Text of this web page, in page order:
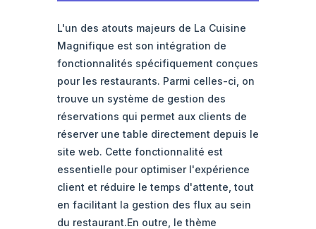
L'un des atouts majeurs de La Cuisine
Magnifique est son intégration de
fonctionnalités spécifiquement conçues
pour les restaurants. Parmi celles-ci, on
trouve un système de gestion des
réservations qui permet aux clients de
réserver une table directement depuis le
site web. Cette fonctionnalité est
essentielle pour optimiser l'expérience
client et réduire le temps d'attente, tout
en facilitant la gestion des flux au sein
du restaurant.En outre, le thème